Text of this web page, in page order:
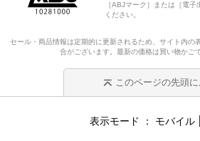
［ABJマーク］または［電
ください。
セール・商品情報は定期的に更新されるため、サイト内の
合がございます。最新の価格は買い物かご
このページの先頭
表示モード モバイル